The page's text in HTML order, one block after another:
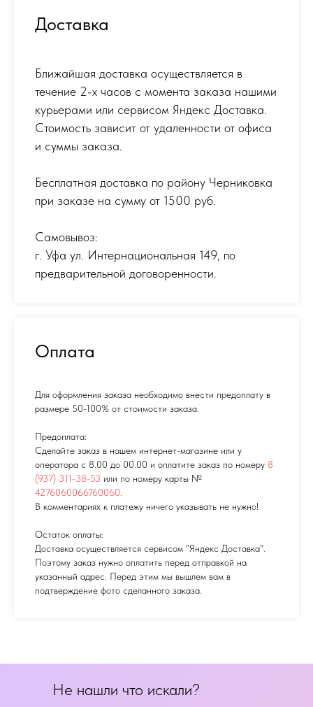
Доставка
Ближайшая доставка осуществляется в
течение 2-х часов с момента заказа нашими
курьерами или сервисом Яндекс Доставка.
Стоимость зависит от удаленности от офиса
и суммы заказа.
Бесплатная доставка по району Черниковка
при заказе на сумму от 1500 руб.
Самовывоз:
г. Уфа ул. Интернациональная 149, по
предварительной договоренности.
Оплата
Для оформления заказа необходимо внести предоплату в
размере 50-100% от стоимости заказа.
Предоплата:
Сделайте заказ в нашем интернет-магазине или у
оператора с 8.00 до 00.00 и оплатите заказ по номеру 8
(937) 311-38-53 или по номеру карты №
4276060066760060
В комментариях к платежу ничего указывать не нужно!
Остаток оплаты:
Доставка осуществляется сервисом "Яндекс Доставка".
Поэтому заказ нужно оплатить перед отправкой на
указанный адрес. Перед этим мы вышлем вам в
подтверждение фото сделанного заказа.
Не нашли что искали?